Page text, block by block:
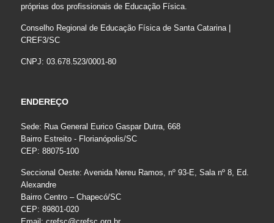
próprias dos profissionais de Educação Física.
Conselho Regional de Educação Física de Santa Catarina |
CREF3/SC
CNPJ: 03.678.523/0001-80
ENDEREÇO
Sede: Rua General Eurico Gaspar Dutra, 668
Bairro Estreito - Florianópolis/SC
CEP: 88075-100
Seccional Oeste: Avenida Nereu Ramos, nº 93-E, Sala nº 8, Ed.
Alexandre
Bairro Centro – Chapecó/SC
CEP: 89801-020